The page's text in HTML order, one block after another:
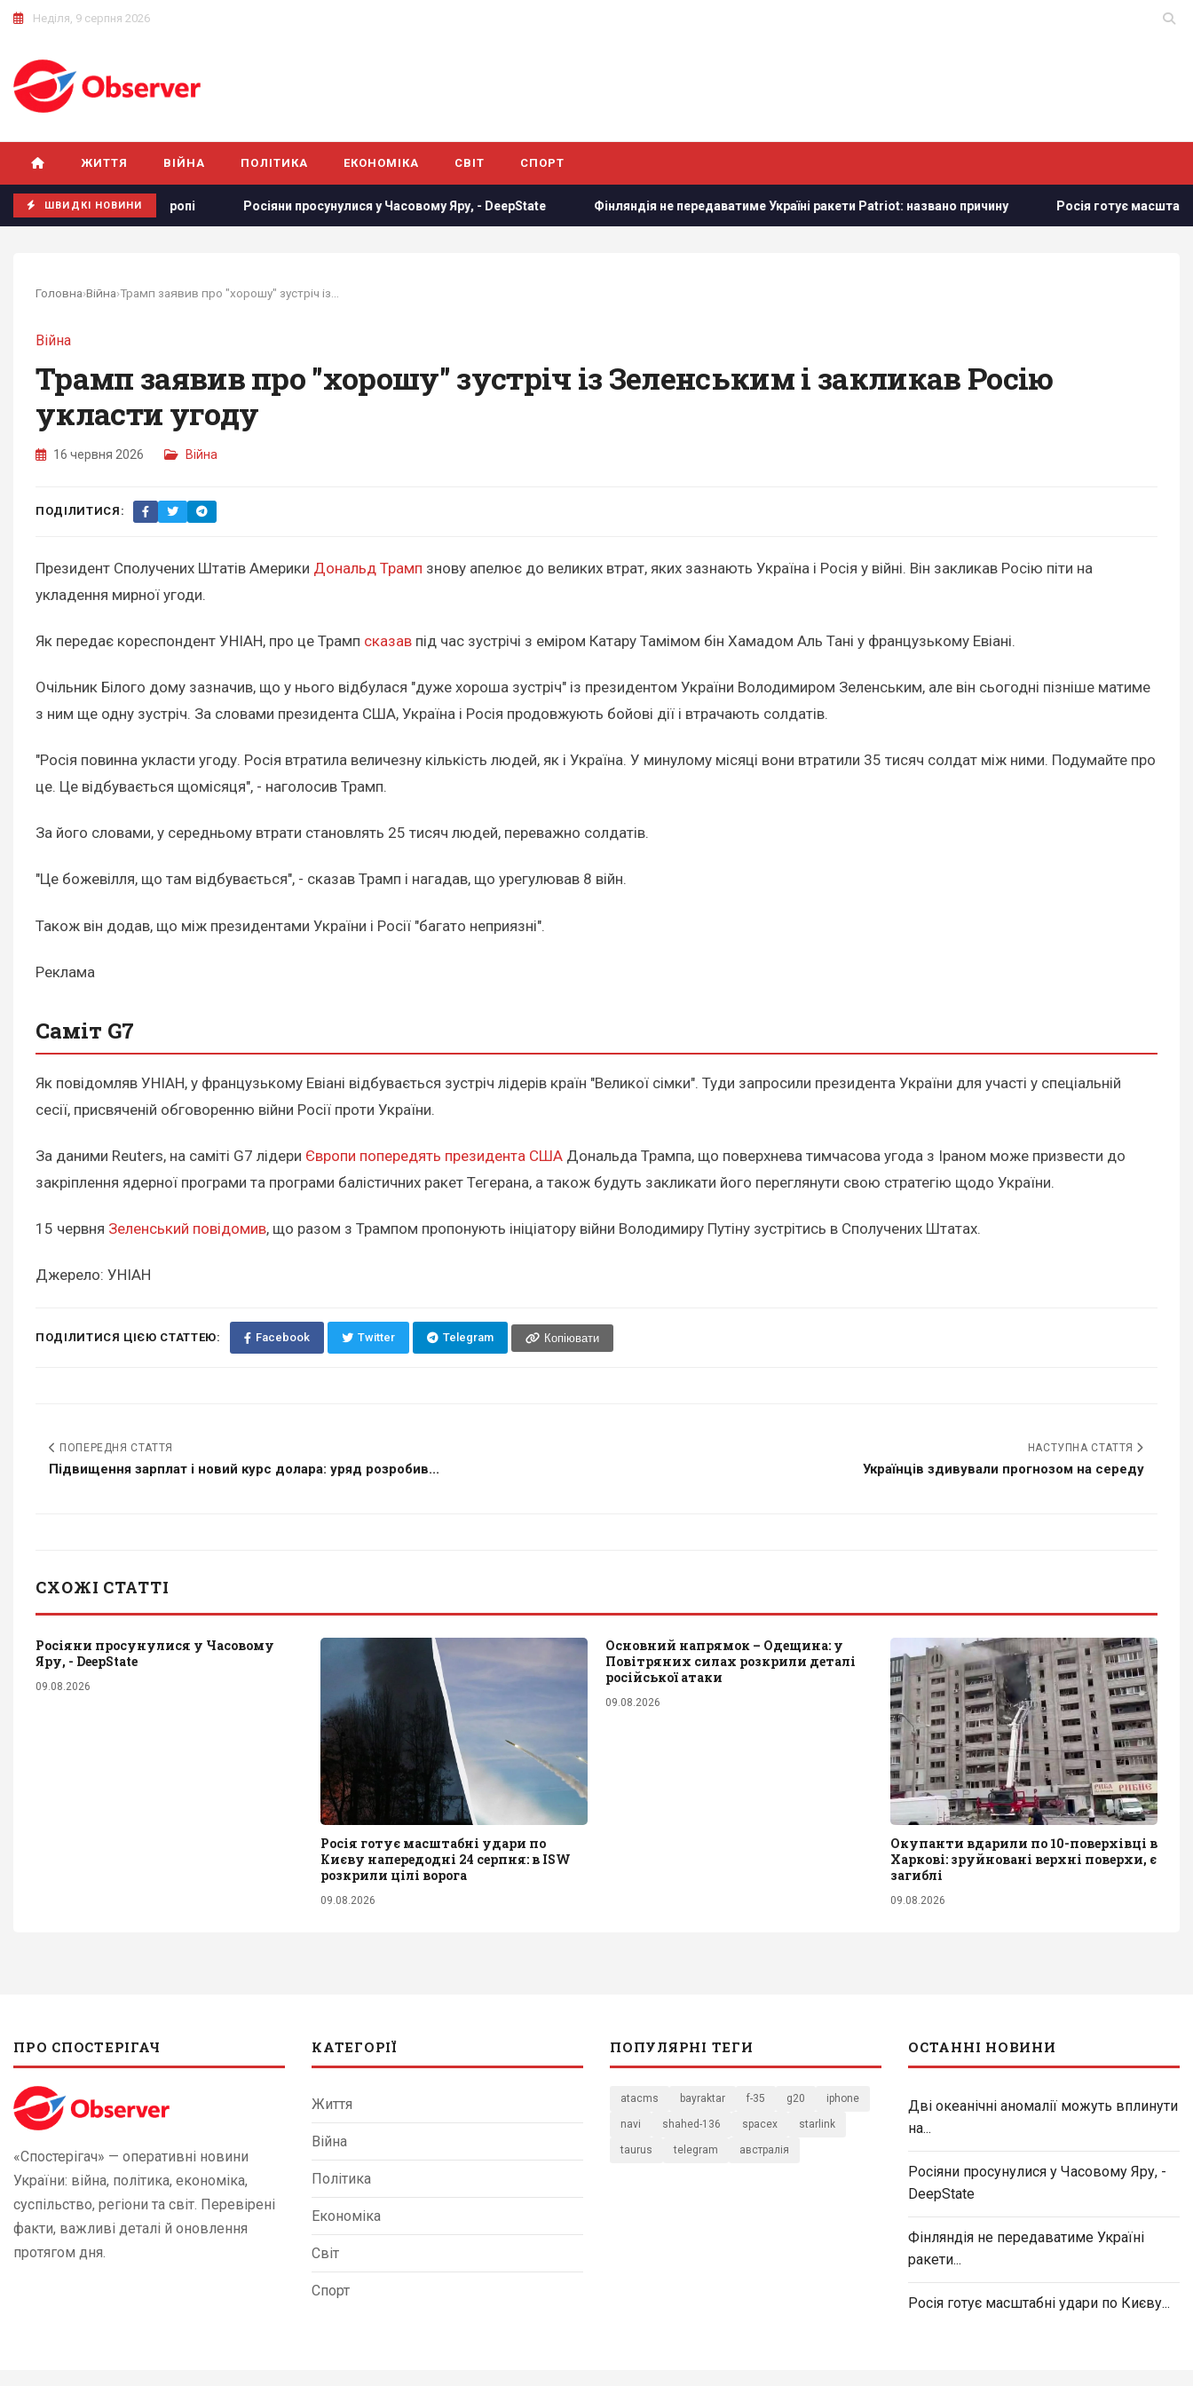
Неділя, 9 серпня 2026
ЖИТТЯ ВІЙНА ПОЛІТИКА ЕКОНОМІКА СВІТ СПОРТ
ШВИДКІ НОВИНИ
років у Європі Росіяни просунулися у Часовому Яру, - DeepState Фінляндія не передаватиме Україні ракети Patriot: названо причину Росія готує масштабні удари по
Головна›Війна›Трамп заявив про "хорошу" зустріч із...
Війна
Трамп заявив про "хорошу" зустріч із Зеленським і закликав Росію
укласти угоду
16 червня 2026 Війна
ПОДІЛИТИСЯ:
Президент Сполучених Штатів Америки Дональд Трамп знову апелює до великих втрат, яких зазнають Україна і Росія у війні. Він закликав Росію піти на
укладення мирної угоди.
Як передає кореспондент УНІАН, про це Трамп сказав під час зустрічі з еміром Катару Тамімом бін Хамадом Аль Тані у французькому Евіані.
Очільник Білого дому зазначив, що у нього відбулася "дуже хороша зустріч" із президентом України Володимиром Зеленським, але він сьогодні пізніше матиме
з ним ще одну зустріч. За словами президента США, Україна і Росія продовжують бойові дії і втрачають солдатів.
"Росія повинна укласти угоду. Росія втратила величезну кількість людей, як і Україна. У минулому місяці вони втратили 35 тисяч солдат між ними. Подумайте про
це. Це відбувається щомісяця", - наголосив Трамп.
За його словами, у середньому втрати становлять 25 тисяч людей, переважно солдатів.
"Це божевілля, що там відбувається", - сказав Трамп і нагадав, що урегулював 8 війн.
Також він додав, що між президентами України і Росії "багато неприязні".
Реклама
Саміт G7
Як повідомляв УНІАН, у французькому Евіані відбувається зустріч лідерів країн "Великої сімки". Туди запросили президента України для участі у спеціальній
сесії, присвяченій обговоренню війни Росії проти України.
За даними Reuters, на саміті G7 лідери Європи попередять президента США Дональда Трампа, що поверхнева тимчасова угода з Іраном може призвести до
закріплення ядерної програми та програми балістичних ракет Тегерана, а також будуть закликати його переглянути свою стратегію щодо України.
15 червня Зеленський повідомив, що разом з Трампом пропонують ініціатору війни Володимиру Путіну зустрітись в Сполучених Штатах.
Джерело: УНІАН
ПОДІЛИТИСЯ ЦІЄЮ СТАТТЕЮ: Facebook Twitter Telegram Копіювати
ПОПЕРЕДНЯ СТАТТЯ
Підвищення зарплат і новий курс долара: уряд розробив...
НАСТУПНА СТАТТЯ
Українців здивували прогнозом на середу
СХОЖІ СТАТТІ
Росіяни просунулися у Часовому
Яру, - DeepState
09.08.2026
Росія готує масштабні удари по
Києву напередодні 24 серпня: в ISW
розкрили цілі ворога
09.08.2026
Основний напрямок – Одещина: у
Повітряних силах розкрили деталі
російської атаки
09.08.2026
Окупанти вдарили по 10-поверхівці в
Харкові: зруйновані верхні поверхи, є
загиблі
09.08.2026
ПРО СПОСТЕРІГАЧ
«Спостерігач» — оперативні новини
України: війна, політика, економіка,
суспільство, регіони та світ. Перевірені
факти, важливі деталі й оновлення
протягом дня.
КАТЕГОРІЇ
Життя
Війна
Політика
Економіка
Світ
Спорт
ПОПУЛЯРНІ ТЕГИ
atacms bayraktar f-35 g20 iphone
navi shahed-136 spacex starlink
taurus telegram австралія
ОСТАННІ НОВИНИ
Дві океанічні аномалії можуть вплинути
на...
Росіяни просунулися у Часовому Яру, -
DeepState
Фінляндія не передаватиме Україні
ракети...
Росія готує масштабні удари по Києву...